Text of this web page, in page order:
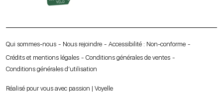
Qui sommes-nous Nous rejoindre
Accessibilité : Non-conforme
Crédits et mentions légales
Conditions générales de ventes
Conditions générales d’utilisation
Réalisé pour vous avec passion | Voyelle